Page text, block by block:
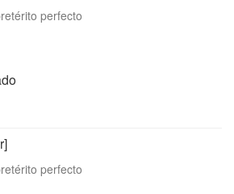
perfecto
perfecto